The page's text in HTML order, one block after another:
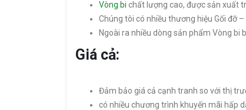
Vòng bi chất lượng cao, được sản xuất
Chúng tôi có nhiều thương hiệu Gối đỡ –
Ngoài ra nhiều dòng sản phẩm Vòng bi
Giá cả:
Đảm bảo giá cả cạnh tranh so với thị
có nhiều chương trình khuyến mãi hấp